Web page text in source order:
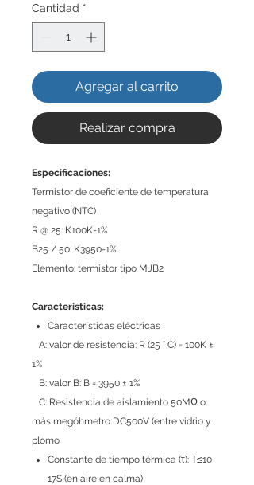
Cantidad *
Agregar al carrito
Realizar compra
Especificaciones:
Termistor de coeficiente de temperatura
negativo (NTC)
R @ 25: K100K-1%
B25 / 50: K3950-1%
Elemento: termistor tipo MJB2
Caracteristicas:
Características eléctricas
A: valor de resistencia: R (25 ° C) = 100K ±
1%
B: valor B: B = 3950 ± 1%
C: Resistencia de aislamiento 50MΩ o
más megóhmetro DC500V (entre vidrio y
plomo
Constante de tiempo térmica (τ): Τ≤10
17S (en aire en calma)